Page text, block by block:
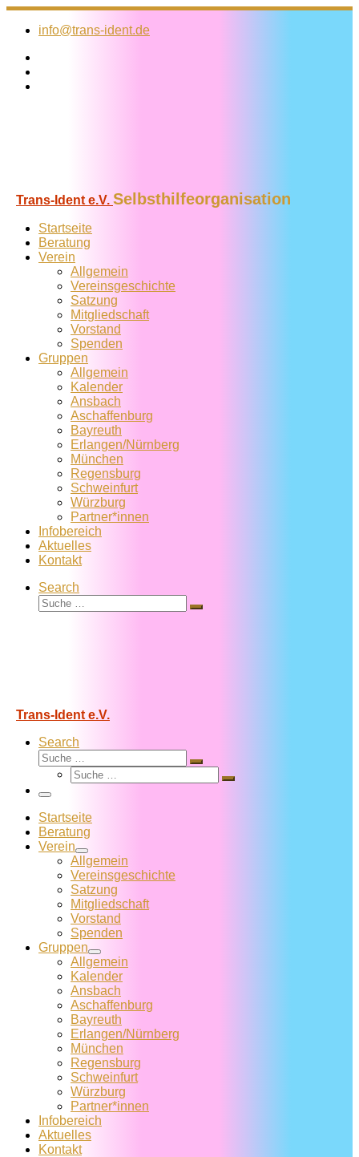
Zum
Inhalt
info@trans-ident.de
Trans-Ident e.V. Selbsthilfeorganisation
Startseite
Beratung
Verein
Allgemein
Vereins­geschichte
Satzung
Mitglied­schaft
Vorstand
Spenden
Gruppen
Allgemein
Kalender
Ansbach
Aschaffenburg
Bayreuth
Erlangen/Nürnberg
München
Regensburg
Schweinfurt
Würzburg
Partner*innen
Infobereich
Aktuelles
Kontakt
Search
Suche
Suche
Trans-Ident e.V.
Search
Suche
Suche
Suche
Suche
Menü
Startseite
Beratung
Verein
Allgemein
Vereins­geschichte
Satzung
Mitglied­schaft
Vorstand
Spenden
Gruppen
Allgemein
Kalender
Ansbach
Aschaffenburg
Bayreuth
Erlangen/Nürnberg
München
Regensburg
Schweinfurt
Würzburg
Partner*innen
Infobereich
Aktuelles
Kontakt